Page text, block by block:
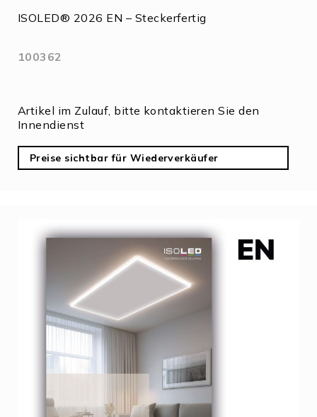
ISOLED® 2026 EN – Steckerfertig
100362
Artikel im Zulauf, bitte kontaktieren Sie den
Innendienst
Preise sichtbar für Wiederverkäufer